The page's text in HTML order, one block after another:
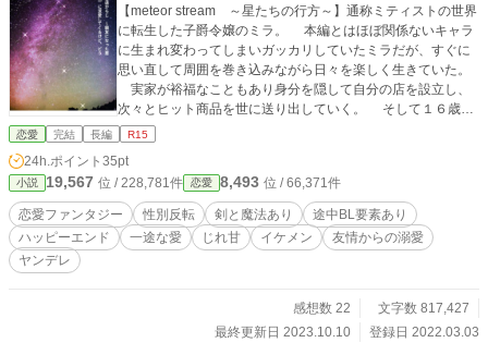
【meteor stream ～星たちの行方～】通称ミティストの世界
に転生した子爵令嬢のミラ。 本編とはほぼ関係ないキャラ
に生まれ変わってしまいガッカリしていたミラだが、すぐに
思い直して周囲を巻き込みながら日々を楽しく生きていた。
実家が裕福なこともあり身分を隠して自分の店を設立し、
次々とヒット商品を世に送り出していく。 そして１６歳の
成人に至るまで資金繰りの傍ら冒険者として活躍し、シリウ
力も伸ばしていく。 趣味と実益を兼ね、ミティストで気が
かりだった彼のために──。 ゲームの中で幼い頃から続く
不幸な人生を呪い、高貴な生命と引き換えにラスボスを復活
させてしまう悲劇の脇役、ドラコニス公爵家のアルファル
ド。 ミラは性別を反転できるロストアイテムを手に入
分…全てを偽り、貴方を幸せにしてみせます！！ 周りを振
り回す破天荒な主人公ミラと、彼女（彼）に翻弄される無気
恋愛 完結 長編 R15
24h.ポイント 35pt
小説 19,567 位 / 228,781件 恋愛 8,493 位 / 66,371件
恋愛ファンタジー 性別反転 剣と魔法あり
途中BL要素あり
ハッピーエンド
一途な愛 じれ甘 イケメン
友情からの溺愛
ヤンデレ
感想数 22
文字数 817,427
最終更新日 2023.10.10
登録日 2022.03.03